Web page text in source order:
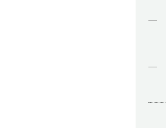
—
—